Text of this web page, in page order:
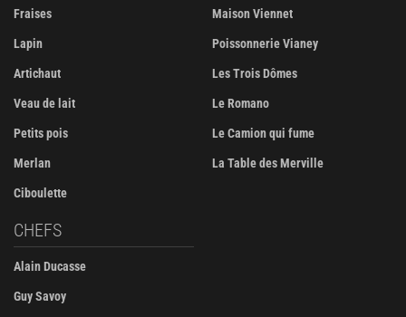
Fraises
Lapin
Artichaut
Veau de lait
Petits pois
Merlan
Ciboulette
Maison Viennet
Poissonnerie Vianey
Les Trois Dômes
Le Romano
Le Camion qui fume
La Table des Merville
CHEFS
Alain Ducasse
Guy Savoy